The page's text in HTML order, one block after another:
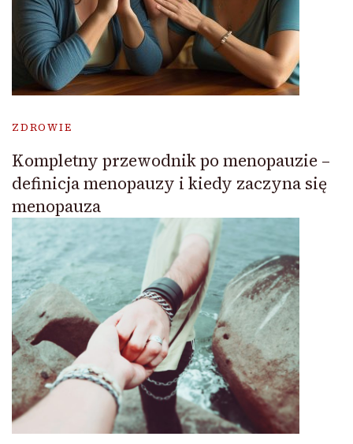
ZDROWIE
Kompletny przewodnik po menopauzie –
definicja menopauzy i kiedy zaczyna się
menopauza